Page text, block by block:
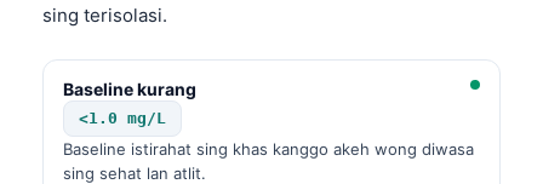
sing terisolasi.
Baseline kurang
<1.0 mg/L
Baseline istirahat sing khas kanggo akeh wong diwasa
sing sehat lan atlit.
Magyar
Shqip